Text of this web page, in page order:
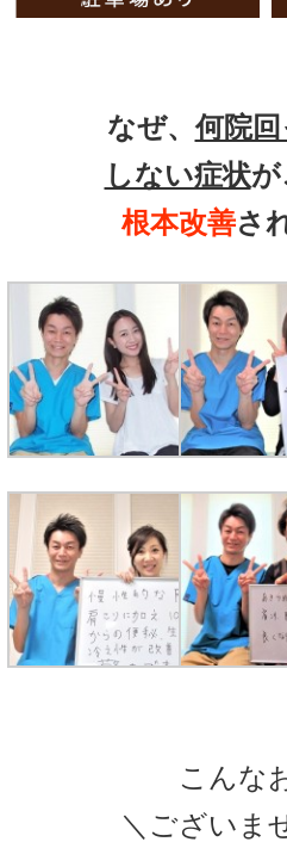
なぜ、何院
しない症状が
根本改善さ
こんな
＼ございま